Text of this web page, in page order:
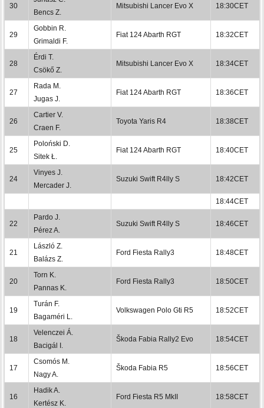
30
Bencs Z.
Mitsubishi Lancer Evo X 18:30CET
29
Gobbin R.
Grimaldi F.
Fiat 124 Abarth RGT 18:32CET
28
Érdi T.
Csökő Z.
Mitsubishi Lancer Evo X 18:34CET
27
Rada M.
Jugas J.
Fiat 124 Abarth RGT 18:36CET
26
Cartier V.
Craen F.
Toyota Yaris R4 18:38CET
25
Poloński D.
Sitek Ł.
Fiat 124 Abarth RGT 18:40CET
24
Vinyes J.
Mercader J.
Suzuki Swift R4lly S 18:42CET
18:44CET
22
Pardo J.
Pérez A.
Suzuki Swift R4lly S 18:46CET
21
László Z.
Balázs Z.
Ford Fiesta Rally3 18:48CET
20
Torn K.
Pannas K.
Ford Fiesta Rally3 18:50CET
19
Turán F.
Bagaméri L.
Volkswagen Polo Gti R5 18:52CET
18
Velenczei Á.
Bacigál I.
Škoda Fabia Rally2 Evo 18:54CET
17
Csomós M.
Nagy A.
Škoda Fabia R5 18:56CET
16
Hadik A.
Kertész K.
Ford Fiesta R5 MkII 18:58CET